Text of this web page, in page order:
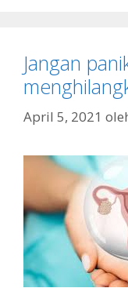
Jangan
April 5, 2021